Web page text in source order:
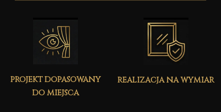
projekt dopasowany
do miejsca
realizacja na wymiar